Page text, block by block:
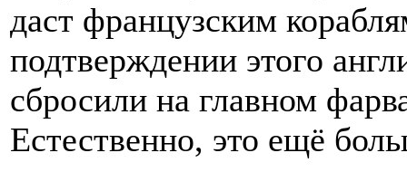
даст французским
подтверждении этого
сбросили на главном
Естественно, это ещё